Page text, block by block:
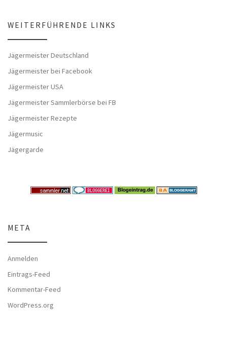
WEITERFÜHRENDE LINKS
Jägermeister Deutschland
Jägermeister bei Facebook
Jägermeister USA
Jägermeister Sammlerbörse bei FB
Jägermeister Rezepte
Jägermusic
Jägergarde
META
Anmelden
Eintrags-Feed
Kommentar-Feed
WordPress.org